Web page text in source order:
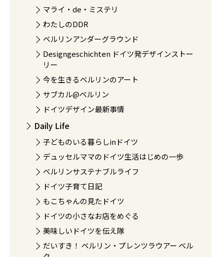
マライ・de・ミステリ
わたしのDDR
ベルリンアンダーグラウンド
Designgeschichten ドイツ発デザインストー
リー
今を生きるベルリンのアート
サブカル@ベルリン
ドイツデザイン最新事情
Daily Life
子どものいる暮らしinドイツ
デュッセルママのドイツ生活はじめの一歩
ベルリンサステナブルライフ
ドイツ子育て日記
もこちゃんの見たドイツ
ドイツの小さなお店をめぐる
美味しいドイツを伝え隊
だいすき！ ベルリン・プレンツラウアー ベル